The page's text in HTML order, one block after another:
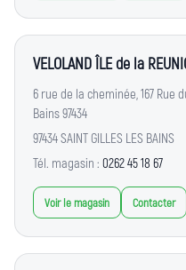
VELOLAND ÎLE de la
6 rue de la cheminée, 167 Rue
Bains 97434
97434 SAINT GILLES LES BAINS
Tél. magasin : 0262 45 18 67
Voir le magasin Contacter